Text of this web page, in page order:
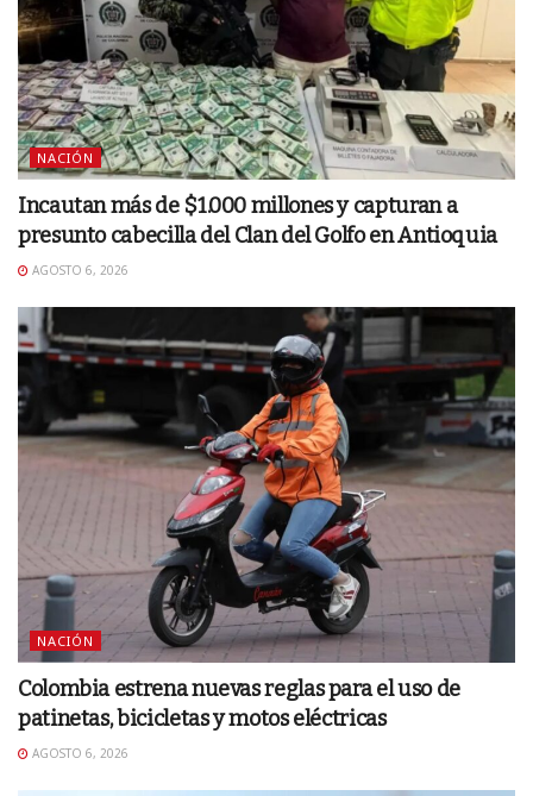
NACIÓN
Incautan más de $1.000 millones y capturan a
presunto cabecilla del Clan del Golfo en Antioquia
AGOSTO 6, 2026
NACIÓN
Colombia estrena nuevas reglas para el uso de
patinetas, bicicletas y motos eléctricas
AGOSTO 6, 2026